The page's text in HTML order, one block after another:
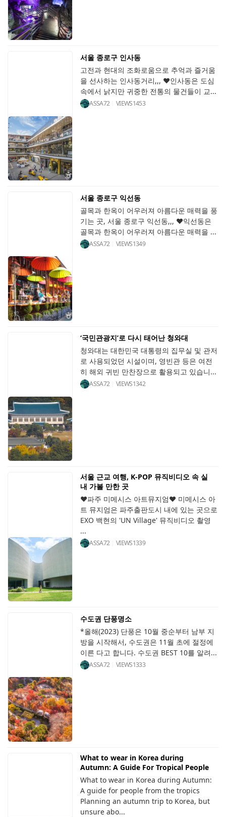
서울 종로구 인사동
고전과 현대의 조화로움으로 추억과 즐거움
을 선사하는 인사동거리,,, ♥인사동은 도심
속에서 낡지만 귀중한 전통의 물건들이 교...
ASSA72 VIEWS1453
서울 종로구 익선동
골목과 한옥이 어우러져 아름다운 매력을 풍
기는 곳, 서울 종로구 익선동,,, ♥익선동은
골목과 한옥이 어우러져 아름다운 매력을 ...
ASSA72 VIEWS1349
‘국민관광지’로 다시 태어난 청와대
청와대는 대한민국 대통령의 집무실 및 관저
로 사용되었던 시설이며, 영빈관 등은 여전
히 해외 귀빈 만찬장으로 활용되고 있습니...
ASSA72 VIEWS1342
서울 근교 여행, K-POP 뮤직비디오 속 실
내 가볼 만한 곳
♥파주 미메시스 아트뮤지엄♥ 미메시스 아
트 뮤지엄은 파주출판도시 내에 있는 곳으로
EXO 백현의 'UN Village' 뮤직비디오 촬영
...
ASSA72 VIEWS1339
수도권 단풍명소
*올해(2023) 단풍은 10월 중순부터 남부 지
방을 시작해서, 수도권은 11월 초에 절정에
이른 다고 합니다. 수도권 BEST 10를 알려...
ASSA72 VIEWS1333
What to wear in Korea during
Autumn: A Guide For Tropical People
What to wear in Korea during Autumn:
A guide for people from the tropics
Planning an autumn trip to Korea, but
unsure abo...